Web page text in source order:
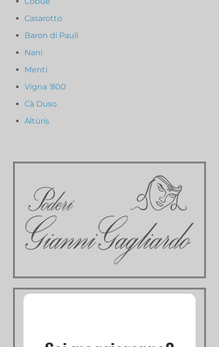
Casarotto
Baron di Pauli
Nani
Menti
Vigna ‘800
Cà Duso
Altùris